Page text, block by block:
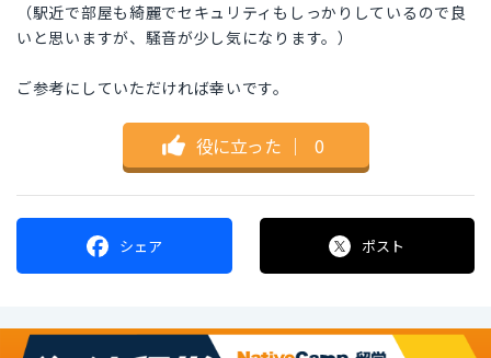
（駅近で部屋も綺麗でセキュリティもしっかりしているので良
いと思いますが、騒音が少し気になります。）
ご参考にしていただければ幸いです。
役に立った ｜ 0
シェア ポスト